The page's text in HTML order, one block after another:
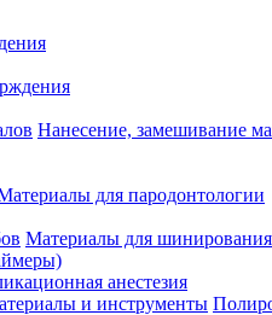
Нанесение, замешивание
для пародонтологии
Материалы для шинирования
анестезия